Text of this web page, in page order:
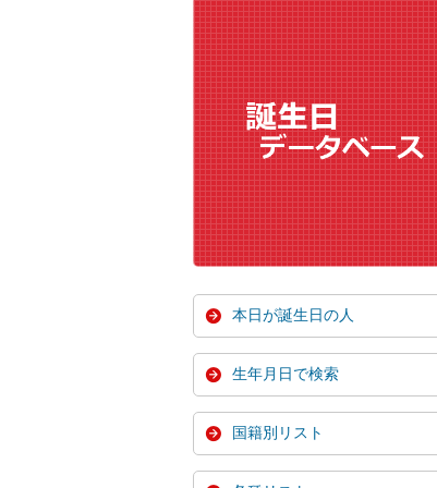
本日が誕生日の人
生年月日で検索
国籍別リスト